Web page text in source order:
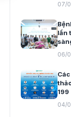
07/
lần
06/
199
04/